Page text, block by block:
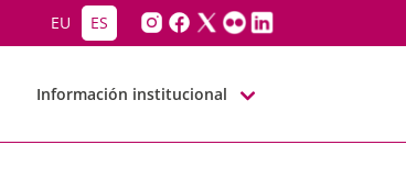
EU ES
Información institucional